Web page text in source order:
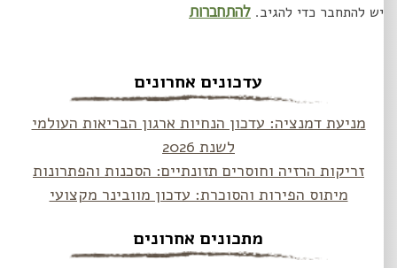
יש להתחבר כדי להגיב.להתחברות
עדכונים אחרונים
מניעת דמנציה: עדכון הנחיות ארגון הבריאות העולמי
לשנת 2026
זריקות הרזיה וחוסרים תזונתיים: הסכנות והפתרונות
מיתוס הפירות והסוכרת: עדכון מוובינר מקצועי
מתכונים אחרונים